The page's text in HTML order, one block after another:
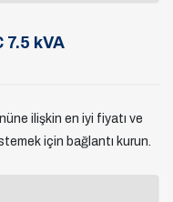
7.5 kVA
ilişkin en iyi fiyatı ve
için bağlantı kurun.